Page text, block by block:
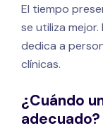
El tiempo
se utiliza
dedica a
clínicas.
¿Cuándo
adecuado?